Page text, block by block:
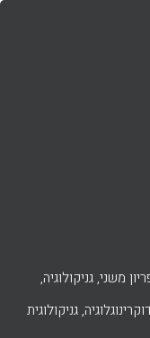
משני, גניקולוגיה,
גניקולוגית